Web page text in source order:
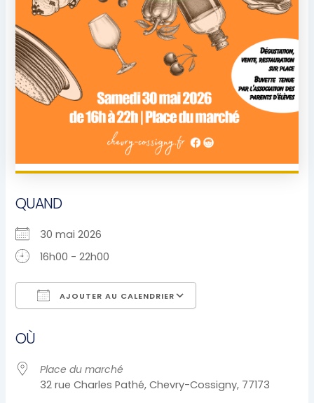
QUAND
30 mai 2026
16h00 - 22h00
AJOUTER AU CALENDRIER
OÙ
Place du marché
32 rue Charles Pathé, Chevry-Cossigny, 77173